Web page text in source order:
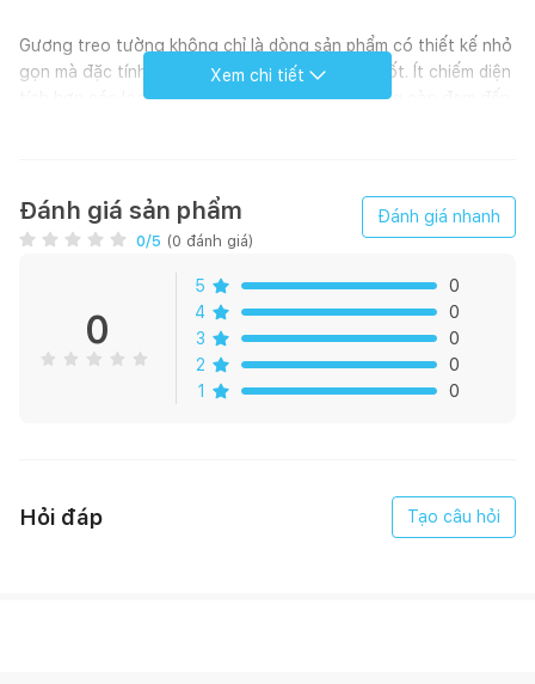
Gương treo tường không chỉ là dòng sản phẩm có thiết kế nhỏ
gọn mà đặc tính trang trí của chúng cũng rất tốt. Ít chiếm diện
tích hơn các loại hình vuông, chữ nhật mà chúng còn đem đến
Trợ thủ đắc lực cho các bạn Make-up trang điểm, dùng mỹ
Sản phẩm Gương treo tường
Xem chi tiết
Đánh giá sản phẩm
0/5 (0 đánh giá)
Đánh giá nhanh
0
5
0
4
0
3
0
2
0
1
0
Hỏi đáp Tạo câu hỏi